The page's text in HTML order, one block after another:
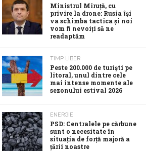
Ministrul Miruță, cu
privire la drone: Rusia își
va schimba tactica și noi
vom fi nevoiți să ne
readaptăm
TIMP LIBER
Peste 200.000 de turiști pe
litoral, unul dintre cele
mai intense momente ale
sezonului estival 2026
ENERGIE
PSD: Centralele pe cărbune
sunt o necesitate în
situația de forță majoră a
țării noastre